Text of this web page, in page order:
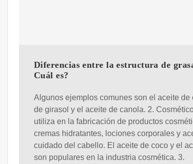
Diferencias entre la estructura de
Cuál es?
Algunos ejemplos comunes son el aceite de
de girasol y el aceite de canola. 2.
utiliza en la fabricación de productos
cremas hidratantes, lociones corporales y
cuidado del cabello. El aceite de coco y el
son populares en la industria cosmética. 3.